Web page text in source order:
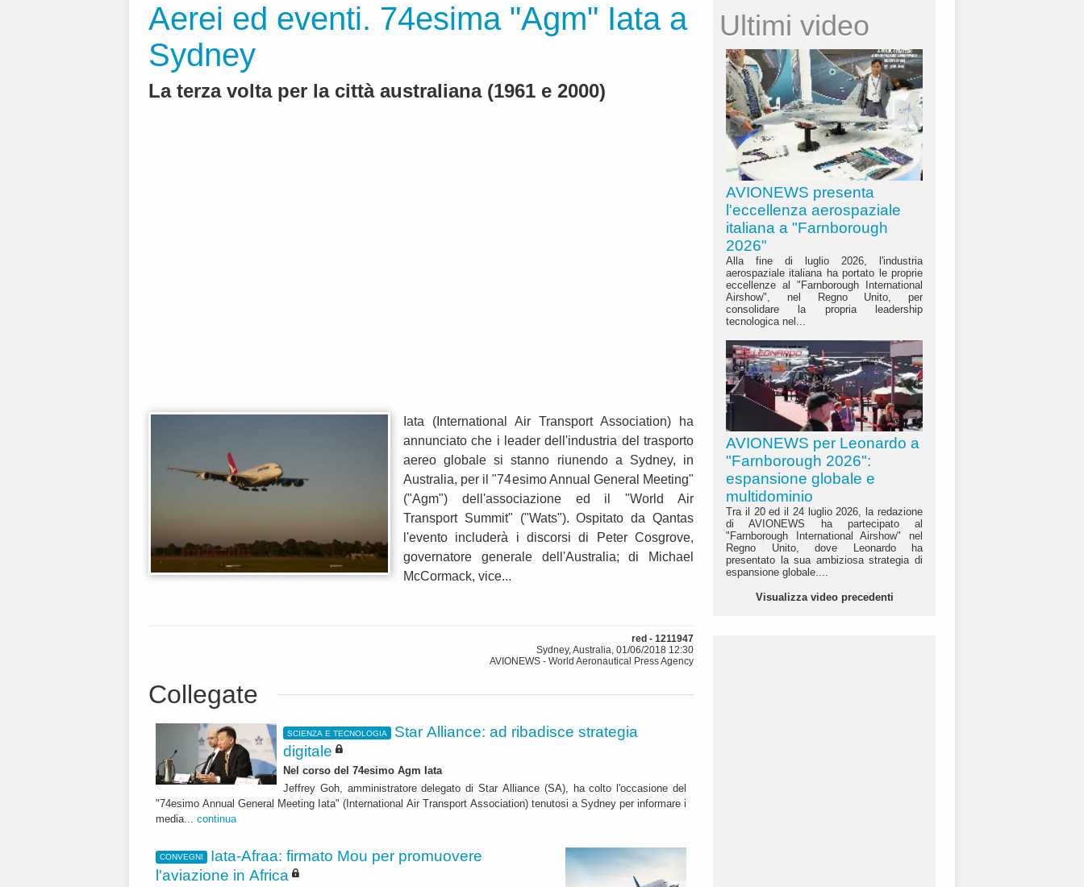
Aerei ed eventi. 74esima "Agm" Iata a
Sydney
La terza volta per la città australiana (1961 e 2000)
Iata (International Air Transport Association) ha
annunciato che i leader dell'industria del trasporto
aereo globale si stanno riunendo a Sydney, in
Australia, per il "74esimo Annual General Meeting"
("Agm") dell'associazione ed il "World Air
Transport Summit" ("Wats"). Ospitato da Qantas
l'evento includerà i discorsi di Peter Cosgrove,
governatore generale dell'Australia; di Michael
McCormack, vice...
red - 1211947
Sydney, Australia, 01/06/2018 12:30
AVIONEWS - World Aeronautical Press Agency
Collegate
SCIENZA E TECNOLOGIA
Star Alliance: ad ribadisce strategia
digitale
Nel corso del 74esimo Agm Iata
Jeffrey Goh, amministratore delegato di Star Alliance (SA), ha colto l'occasione del
"74esimo Annual General Meeting Iata" (International Air Transport Association) tenutosi a Sydney per informare i
media... continua
CONVEGNI
Iata-Afraa: firmato Mou per promuovere
l'aviazione in Africa
Ultimi video
AVIONEWS presenta
l'eccellenza aerospaziale
italiana a "Farnborough
2026"
Alla fine di luglio 2026, l'industria
aerospaziale italiana ha portato le proprie
eccellenze al "Farnborough International
Airshow", nel Regno Unito, per
consolidare la propria leadership
tecnologica nel...
AVIONEWS per Leonardo a
"Farnborough 2026":
espansione globale e
multidominio
Tra il 20 ed il 24 luglio 2026, la redazione
di AVIONEWS ha partecipato al
"Farnborough International Airshow" nel
Regno Unito, dove Leonardo ha
presentato la sua ambiziosa strategia di
espansione globale....
Visualizza video precedenti